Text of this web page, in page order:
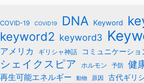
COVID-19 COVID19 DNA Keyword
keyword2 keyword3
アメリカ ギリシャ神話 コミュニケーショ
シェイクスピア ホルモン 予防 健
再生可能エネルギー
動物 原因 古代ギリ